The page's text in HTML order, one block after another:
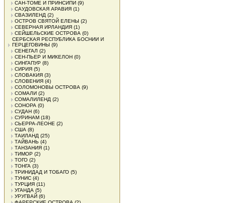
САН-ТОМЕ И ПРИНСИПИ (9)
САУДОВСКАЯ АРАВИЯ (1)
СВАЗИЛЕНД (2)
ОСТРОВ СВЯТОЙ ЕЛЕНЫ (2)
СЕВЕРНАЯ ИРЛАНДИЯ (1)
СЕЙШЕЛЬСКИЕ ОСТРОВА (0)
СЕРБСКАЯ РЕСПУБЛИКА БОСНИИ И
ГЕРЦЕГОВИНЫ (9)
СЕНЕГАЛ (2)
СЕН-ПЬЕР И МИКЕЛОН (0)
СИНГАПУР (8)
СИРИЯ (5)
СЛОВАКИЯ (3)
СЛОВЕНИЯ (4)
СОЛОМОНОВЫ ОСТРОВА (9)
СОМАЛИ (2)
СОМАЛИЛЕНД (2)
СОНОРА (0)
СУДАН (6)
СУРИНАМ (18)
СЬЕРРА-ЛЕОНЕ (2)
США (8)
ТАИЛАНД (25)
ТАЙВАНЬ (4)
ТАНЗАНИЯ (1)
ТИМОР (2)
ТОГО (2)
ТОНГА (3)
ТРИНИДАД И ТОБАГО (5)
ТУНИС (4)
ТУРЦИЯ (11)
УГАНДА (5)
УРУГВАЙ (6)